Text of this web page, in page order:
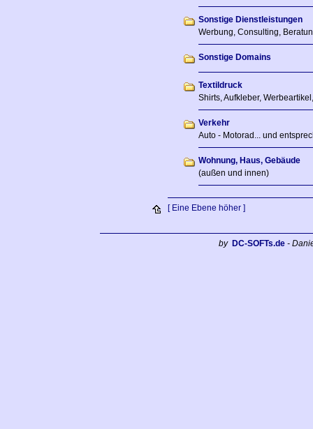
Sonstige Dienstleistungen
Werbung, Consulting,
Sonstige Domains
Textildruck
Shirts, Aufkleber,
Verkehr
Auto - Motorad... und
Wohnung, Haus, Gebäude
(außen und innen)
[ Eine Ebene höher ]
by DC-SOFTs.de -